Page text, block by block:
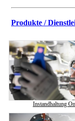
Produkte /
Instandhaltung